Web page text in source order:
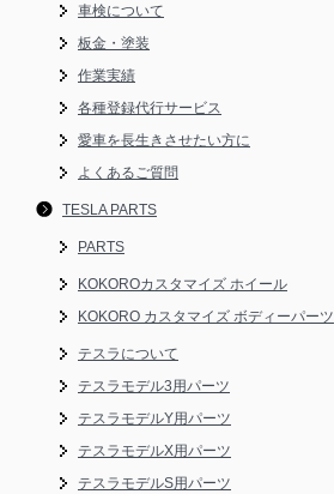
車検について
板金・塗装
作業実績
各種登録代行サービス
愛車を長生きさせたい方に
よくあるご質問
TESLA PARTS
PARTS
KOKOROカスタマイズ ホイール
KOKORO カスタマイズ ボディーパーツ
テスラについて
テスラモデル3用パーツ
テスラモデルY用パーツ
テスラモデルX用パーツ
テスラモデルS用パーツ